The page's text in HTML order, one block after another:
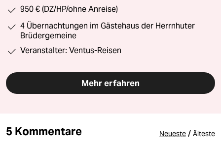
950 € (DZ/HP/ohne Anreise)
4 Übernachtungen im Gästehaus der Herrnhuter
Brüdergemeine
Veranstalter: Ventus-Reisen
Mehr erfahren
5 Kommentare Neueste / Älteste